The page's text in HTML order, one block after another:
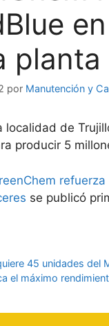
por Manutención y
localidad de
producir 5
se publicó
45 unidades del
el máximo